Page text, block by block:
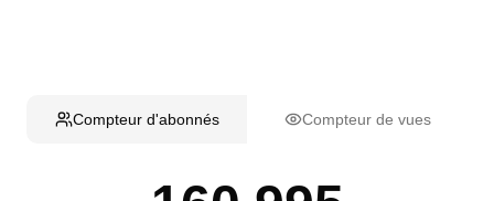
Compteur d'abonnés Compteur de vues